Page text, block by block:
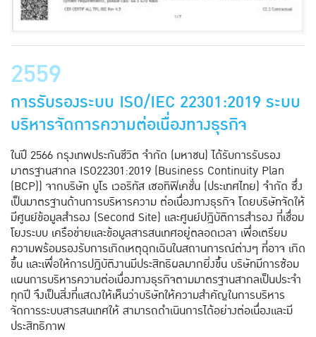
2559
การรับรองระบบ ISO/IEC 22301:2019 ระบบ
บริหารจัดการความต่อเนื่องทางธุรกิจ
ในปี 2566 กรุงเทพประกันชีวิต จำกัด (มหาชน) ได้รับการรับรอง
มาตรฐานสากล ISO22301:2019 (Business Continuity Plan
(BCP)) จากบริษัท บูโร เวอริทัส เซอทิฟิเคชั่น (ประเทศไทย) จำกัด ซึ่ง
เป็นมาตรฐานด้านการบริหารความ ต่อเนื่องทางธุรกิจ โดยบริษัทจัดให้
มีศูนย์ข้อมูลสำรอง (Second Site) และศูนย์ปฎิบัติการสำรอง ที่เชื่อม
โยงระบบ เครือข่ายและข้อมูลสารสนเทศอยู่ตลอดเวลา เพื่อเตรียม
ความพร้อมรองรับการเกิดเหตุฉุกเฉินในสถานการณ์ต่างๆ ที่อาจ เกิด
ขึ้น และเพื่อให้การปฎิบัติงานมีประสิทธิผลมากยิ่งขึ้น บริษัทมีการซ้อม
แผนการบริหารความต่อเนื่องทางธุรกิจตามมาตรฐานสากลเป็นประจำ
ทุกปี จึงเป็นสิ่งที่แสดงให้เห็นว่าบริษัทให้ความสำคัญในการบริหาร
จัดการระบบสารสนเทศให้ สามารถดำเนินการได้อย่างต่อเนื่องและมี
ประสิทธิภาพ